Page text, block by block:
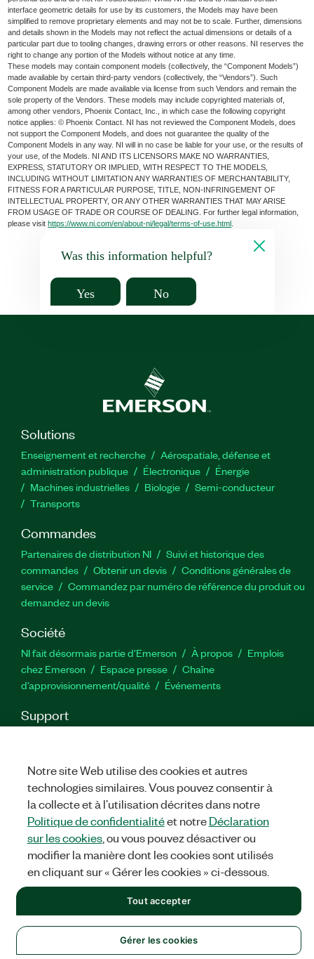
interface geometric details for use by its customers, the Models may have been
simplified to remove proprietary elements and may not be to scale. Further, dimensions
and details shown in the Models may not reflect the actual dimensions or details of a
particular part due to tooling changes, drawing errors or other reasons. NI reserves the
right to change any portion of the Models without notice at any time.
These models may contain component models (collectively, the “Component Models”)
made available by certain third-party vendors (collectively, the “Vendors”). Such
Component Models are made available via license from such Vendors and remain the
sole property of the Vendors. These models may include copyrighted materials of,
among other vendors, Phoenix Contact, Inc., in which case the following copyright
notice applies: © Phoenix Contact. NI has not reviewed the Component Models, does
not support the Component Models, and does not guarantee the quality of the
Component Models in any way. NI will in no case be liable for your use, or the results of
your use, of the Models. NI AND ITS LICENSORS MAKE NO WARRANTIES,
EXPRESS, STATUTORY OR IMPLIED, WITH RESPECT TO THE MODELS,
INCLUDING WITHOUT LIMITATION ANY WARRANTIES OF MERCHANTABILITY,
FITNESS FOR A PARTICULAR PURPOSE, TITLE, NON-INFRINGEMENT OF
INTELLECTUAL PROPERTY, OR ANY OTHER WARRANTIES THAT MAY ARISE
FROM USAGE OF TRADE OR COURSE OF DEALING. For further legal information,
please visithttps://www.ni.com/en/about-ni/legal/terms-of-use.html
Was this information helpful?
Yes No
Solutions
Enseignement et recherche
Aérospatiale, défense et
administration publique
Électronique
Énergie​
Machines industrielles
Biologie
Semi-conducteur
Transports
Commandes
Partenaires de distribution NI
Suivi et historique des
commandes
Obtenir un devis
Conditions générales de
service
Commandez par numéro de référence du produit ou
demandez un devis
Société
NI fait désormais partie d'Emerson À propos
Emplois
chez Emerson
Espace presse
Chaîne
d’approvisionnement/qualité
Événements
Support
service
Commentaires sur le site
TwitterYouTube
IMPRINT
©NATIONAL INSTRUMENTS CORP. TOUS DROITS RÉSERVÉS.
Notre site Web utilise des cookies et autres
technologies similaires. Vous pouvez consentir à
la collecte et à l’utilisation décrites dans notre
Politique de confidentialitéet notreDéclaration
sur les cookies, ou vous pouvez désactiver ou
modifier la manière dont les cookies sont utilisés
en cliquant sur « Gérer les cookies » ci-dessous.
Gérer les cookies
Tout accepter